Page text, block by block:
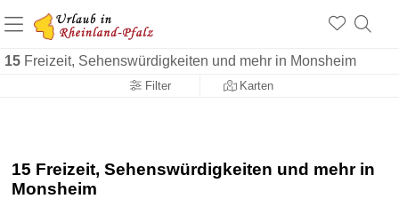
15 Freizeit, Sehenswürdigkeiten und mehr in Monsheim
Filter Karten
+1.500 Unterkünfte in Rheinland-Pfalz
+1.000 Sehenswürdigkeiten
Über 25 Jahre online
15 Freizeit, Sehenswürdigkeiten und mehr in
Monsheim